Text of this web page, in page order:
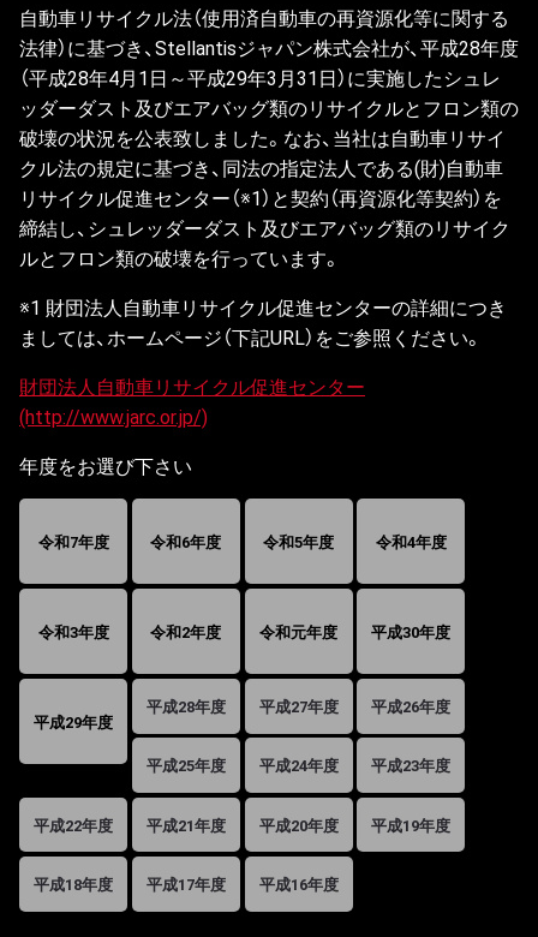
自動車リサイクル法（使用済自動車の再資源化等に関する
法律）に基づき、Stellantisジャパン株式会社が、平成28年度
（平成28年4月1日～平成29年3月31日）に実施したシュレ
ッダーダスト及びエアバッグ類のリサイクルとフロン類の
破壊の状況を公表致しました。なお、当社は自動車リサイ
クル法の規定に基づき、同法の指定法人である(財)自動車
リサイクル促進センター（※1）と契約（再資源化等契約）を
締結し、シュレッダーダスト及びエアバッグ類のリサイク
ルとフロン類の破壊を行っています。
※1 財団法人自動車リサイクル促進センターの詳細につき
ましては、ホームページ（下記URL）をご参照ください。
財団法人自動車リサイクル促進センター
(http://www.jarc.or.jp/)
年度をお選び下さい
令和7年度 令和6年度 令和5年度 令和4年度
令和3年度 令和2年度 令和元年度 平成30年度
平成29年度
平成28年度 平成27年度 平成26年度
平成25年度 平成24年度 平成23年度
平成22年度 平成21年度 平成20年度 平成19年度
平成18年度 平成17年度 平成16年度